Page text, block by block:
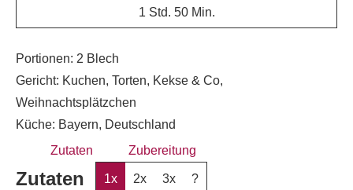
1 Std. 50 Min.
Portionen: 2 Blech
Gericht: Kuchen, Torten, Kekse & Co,
Weihnachtsplätzchen
Küche: Bayern, Deutschland
Zutaten
Zubereitung
Zutaten 1x 2x 3x ?